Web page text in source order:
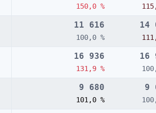
150,0 %
11 616
100,0 %
14
16 936
131,9 %
16
9 680
101,0 %
9